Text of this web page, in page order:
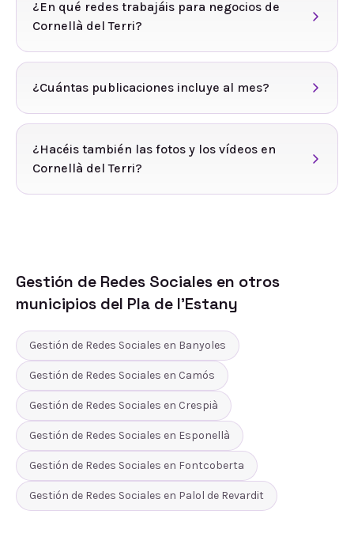
¿En qué redes trabajáis para negocios de
Cornellà del Terri?
¿Cuántas publicaciones incluye al mes?
¿Hacéis también las fotos y los vídeos en
Cornellà del Terri?
Gestión de Redes Sociales en otros
municipios del Pla de l'Estany
Gestión de Redes Sociales en Banyoles
Gestión de Redes Sociales en Camós
Gestión de Redes Sociales en Crespià
Gestión de Redes Sociales en Esponellà
Gestión de Redes Sociales en Fontcoberta
Gestión de Redes Sociales en Palol de Revardit